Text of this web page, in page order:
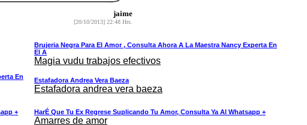
jaime
[20/10/2013] 22:48 Hrs.
Brujeria Negra Para El Amor , Consulta Ahora A La Maestra Nancy Experta En
El A
Magia vudu trabajos efectivos
En
Estafadora Andrea Vera Baeza
Estafadora andrea vera baeza
+ HarÉ Que Tu Ex Regrese Suplicando Tu Amor, Consulta Ya Al Whatsapp +
Amarres de amor